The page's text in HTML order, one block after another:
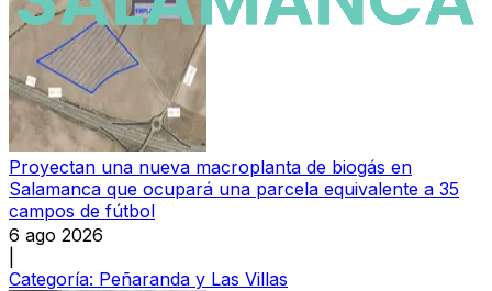
Proyectan una nueva macroplanta de biogás en
Salamanca que ocupará una parcela equivalente a 35
campos de fútbol
6 ago 2026
Categoría: Peñaranda y Las Villas